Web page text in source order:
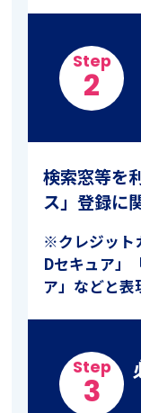
Step
2
検索窓等を
ス」登録に
※クレジット
Dセキュア」
ア」などと表
Step
3